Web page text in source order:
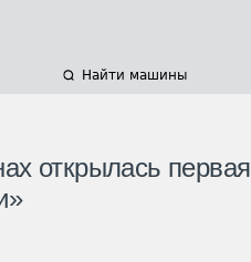
Найти машины
открылась первая